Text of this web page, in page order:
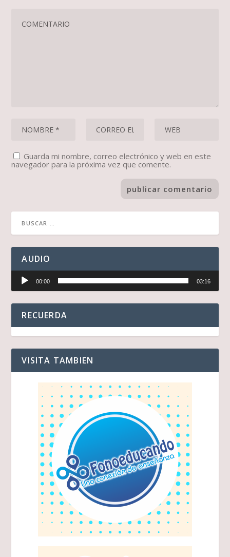
Guarda mi nombre, correo electrónico y web en este
navegador para la próxima vez que comente.
AUDIO
audio
00:00 03:16
RECUERDA
VISITA TAMBIEN